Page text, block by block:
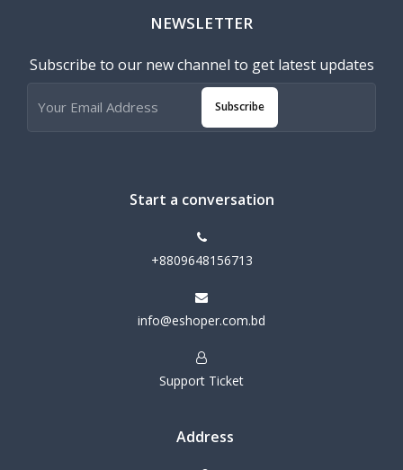
NEWSLETTER
Subscribe to our new channel to get latest updates
Subscribe
Start a conversation
+8809648156713
info@eshoper.com.bd
Support Ticket
Address